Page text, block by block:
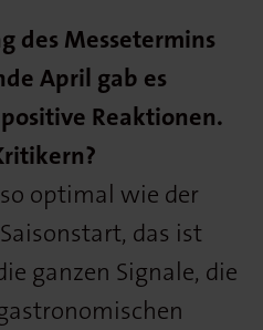
des Messetermins
April gab es
Reaktionen.
optimal wie der
das ist
ganzen Signale, die